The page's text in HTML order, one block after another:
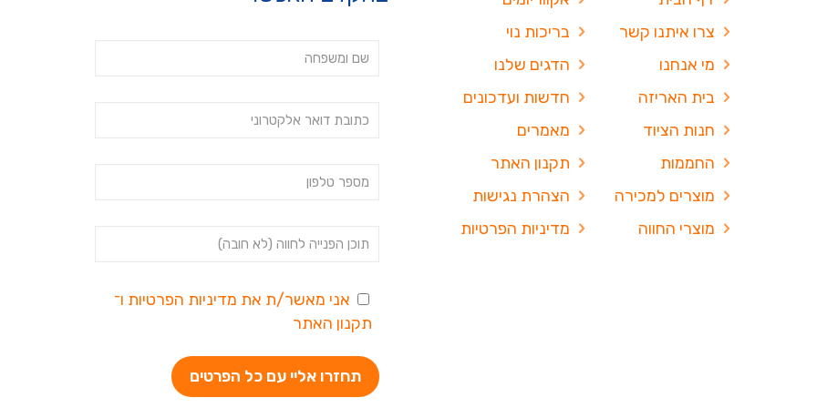
בריכות נוי
הדגים שלנו
חדשות ועדכונים
מאמרים
תקנון האתר
הצהרת נגישות
מדיניות הפרטיות
צרו איתנו קשר
מי אנחנו
בית האריזה
חנות הציוד
החממות
מוצרים למכירה
מוצרי החווה
אני מאשר/ת את מדיניות הפרטיות ו־
תקנון האתר